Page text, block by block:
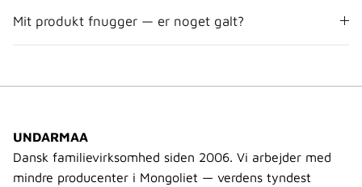
Mit produkt fnugger — er noget galt?
UNDARMAA
Dansk familievirksomhed siden 2006. Vi arbejder med
mindre producenter i Mongoliet — verdens tyndest